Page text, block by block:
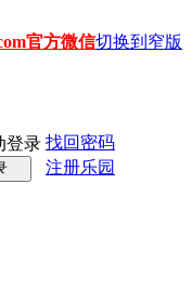
官方微信切换到窄版
登录 找回密码
注册乐园